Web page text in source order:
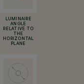
LUMINAIRE
ANGLE
RELATIVE TO
THE
HORIZONTAL
PLANE